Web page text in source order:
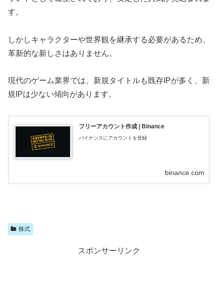
す。
しかしキャラクターや世界観を継承する必要があるため、
革新的な新しさはありません。
現代のゲーム業界では、新規タイトルも既存IPが多く、新
規IPは少ない傾向があります。
フリーアカウント作成 | Binance
バイナンスにアカウントを登録
binance.com
株式
スポンサーリンク